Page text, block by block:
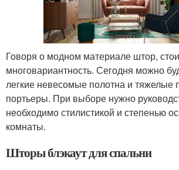
Говоря о модном материале штор,
многовариантность. Сегодня можно
легкие невесомые полотна и тяжелые
портьеры. При выборе нужно
необходимо стилистикой и степенью
комнаты.
Шторы блэкаут для спальни